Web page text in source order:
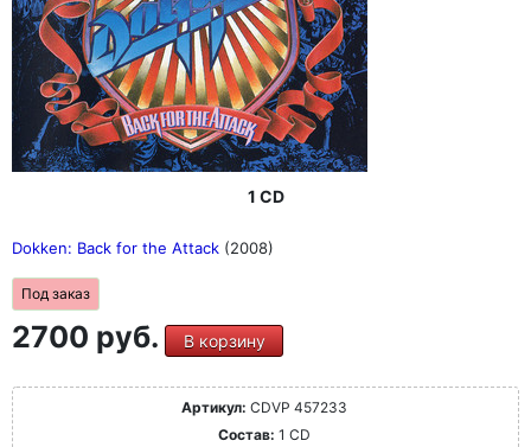
1 CD
Dokken: Back for the Attack (2008)
Под заказ
2700 руб. В корзину
Артикул: CDVP 457233
Состав: 1 CD